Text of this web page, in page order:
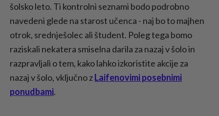
šolsko leto. Ti kontrolni seznami bodo podrobno
navedeni glede na starost učenca - naj bo to majhen
otrok, srednješolec ali študent. Poleg tega bomo
raziskali nekatera smiselna darila za nazaj v šolo in
razpravljali o tem, kako lahko izkoristite akcije za
nazaj v šolo, vključno zLaifenovimi posebnimi
ponudbami.